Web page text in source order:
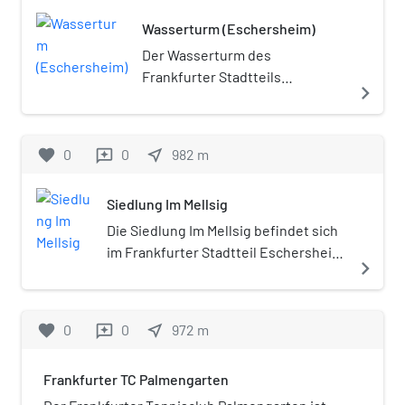
Wasserturm (Eschersheim)
Der Wasserturm des
Frankfurter Stadtteils
Wasserturm in Frankfurt-
Er steht unter Denkmalschutz.
navigate_next
favorite 0 reviews 0 near_me 982 m
Siedlung Im Mellsig
Die Siedlung Im Mellsig befindet sich
im Frankfurter Stadtteil Eschersheim
Ortskerns, westlich der Main-Weser-
Bundesautobahn 661. Der Name Im
navigate_next
favorite 0 reviews 0 near_me 972 m
Frankfurter TC Palmengarten